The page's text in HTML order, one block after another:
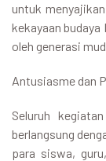
untuk
kekayaan
oleh generasi
Antusiasme dan
Seluruh
berlangsung
para siswa,